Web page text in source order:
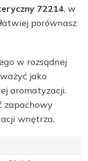
72214, w
porównasz
w rozsądnej
jako
aromatyzacji.
zapachowy
wnętrza.